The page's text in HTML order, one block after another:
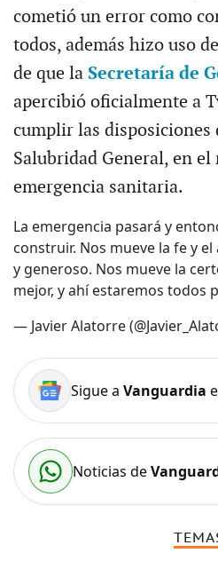
cometió un error como
todos, además hizo uso
de que laSecretaría de
apercibió oficialmente a
cumplir las disposiciones
Salubridad General, en el
emergencia sanitaria.
La emergencia pasará y
construir. Nos mueve la fe y
y generoso. Nos mueve la
mejor, y ahí estaremos todos
— Javier Alatorre
Sigue a Vanguardia
Noticias de